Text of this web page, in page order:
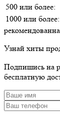
500 или более:
1000 или более:
Узнай хиты
Подпишись на
бесплатную